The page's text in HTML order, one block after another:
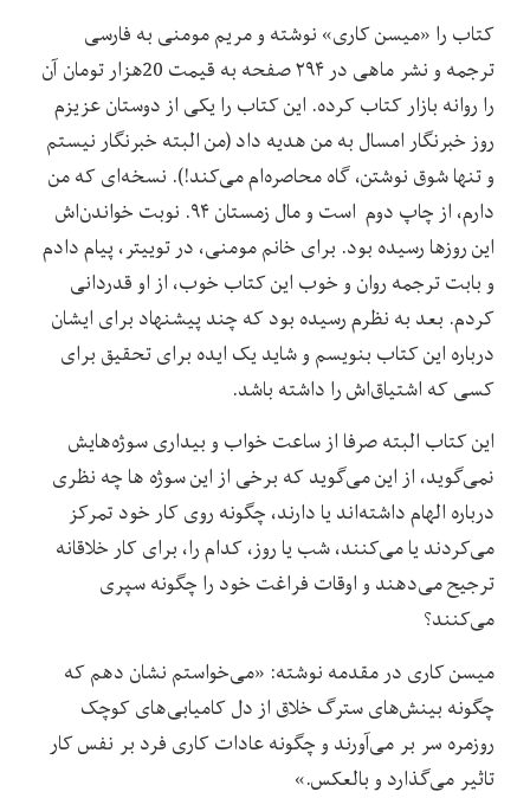
کتاب را «میسن کاری» نوشته و مریم مومنی به فارسی
ترجمه و نشر ماهی در ۲۹۴ صفحه به قیمت 20هزار تومان آن
را روانه بازار کتاب کرده. این کتاب را یکی از دوستان عزیزم
روز خبرنگار امسال به من هدیه داد (من البته خبرنگار نیستم
و تنها شوق نوشتن، گاه محاصره‌ام می‌کند!). نسخه‌ای که من
دارم، از چاپ دوم است و مال زمستان ۹۴. نوبت خواندن‌اش
این روزها رسیده بود. برای خانم مومنی، در توییتر، پیام دادم
و بابت ترجمه روان و خوب این کتاب خوب، از او قدردانی
کردم. بعد به نظرم رسیده بود که چند پیشنهاد برای ایشان
درباره این کتاب بنویسم و شاید یک ایده برای تحقیق برای
کسی که اشتیاق‌اش را داشته باشد.
این کتاب البته صرفا از ساعت خواب و بیداری سوژه‌هایش
نمی‌گوید، از این می‌گوید که برخی از این سوژه ها چه نظری
درباره الهام داشته‌اند یا دارند، چگونه روی کار خود تمرکز
می‌کردند یا می‌کنند، شب یا روز، کدام را، برای کار خلاقانه
ترجیح می‌دهند و اوقات فراغت خود را چگونه سپری
می‌کنند؟
میسن کاری در مقدمه نوشته: «می‌خواستم نشان دهم که
چگونه بینش‌های سترگ خلاق از دل کامیابی‌های کوچک
روزمره سر بر می‌آورند و چگونه عادات کاری فرد بر نفس کار
تاثیر می‌گذارد و بالعکس.»